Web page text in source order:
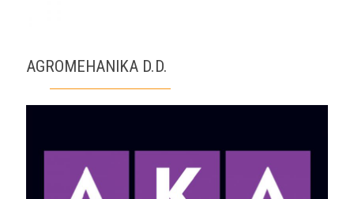
AGROMEHANIKA D.D.